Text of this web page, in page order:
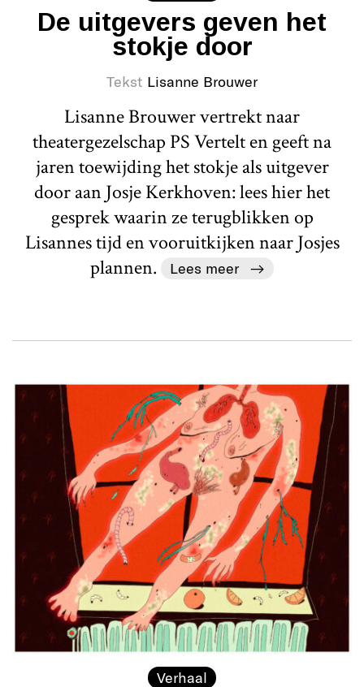
De uitgevers geven het
stokje door
Tekst Lisanne Brouwer
Lisanne Brouwer vertrekt naar
theatergezelschap PS Vertelt en geeft na
jaren toewijding het stokje als uitgever
door aan Josje Kerkhoven: lees hier het
gesprek waarin ze terugblikken op
Lisannes tijd en vooruitkijken naar Josjes
plannen.
Lees meer
Verhaal